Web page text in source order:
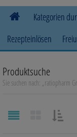
Kategorien
Allergie
Auge, Ohr, Nase &
Rezepteinlösen
Produktsuche
Sie suchen nach: ratiopharm